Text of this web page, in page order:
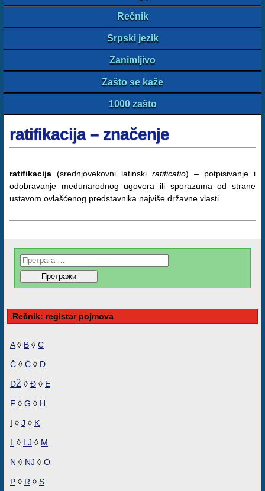
Rečnik
Srpski jezik
Zanimljivo
Zašto se kaže
1000 zašto
ratifikacija – značenje
ratifikacija (srednjovekovni latinski ratificatio) – potpisivanje i
odobravanje međunarodnog ugovora ili sporazuma od strane
ustavom ovlašćenog predstavnika najviše državne vlasti.
Rečnik: registar pojmova
A◊ B ◊ C
Č ◊ Ć ◊ D
DŽ ◊ Đ ◊ E
F ◊ G ◊ H
I ◊ J ◊ K
L ◊ LJ ◊ M
N ◊ NJ ◊ O
P ◊ R ◊ S